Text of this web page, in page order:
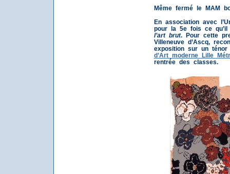
Même fermé le MAM
En association avec
pour la 5e fois ce
l’art brut. Pour cette
Villeneuve d’Ascq,
exposition sur un
d’Art moderne Lille
rentrée des classes.